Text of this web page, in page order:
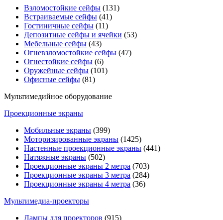
Взломостойкие сейфы (131)
Встраиваемые сейфы (41)
Гостиничные сейфы (11)
Депозитные сейфы и ячейки (53)
Мебельные сейфы (43)
Огневзломостойкие сейфы (47)
Огнестойкие сейфы (6)
Оружейные сейфы (101)
Офисные сейфы (81)
Мультимедийное оборудование
Проекционные экраны
Мобильные экраны (399)
Моторизированные экраны (1425)
Настенные проекционные экраны (441)
Натяжные экраны (502)
Проекционные экраны 2 метра (703)
Проекционные экраны 3 метра (284)
Проекционные экраны 4 метра (36)
Мультимедиa-проекторы
Лампы для проекторов (915)